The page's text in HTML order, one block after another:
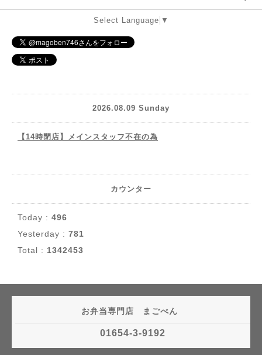
Select Language ▼
2026.08.09 Sunday
【14時閉店】メインスタッフ不在の為
カウンター
Today : 496
Yesterday : 781
Total : 1342453
お弁当専門店 まごべん
01654-3-9192